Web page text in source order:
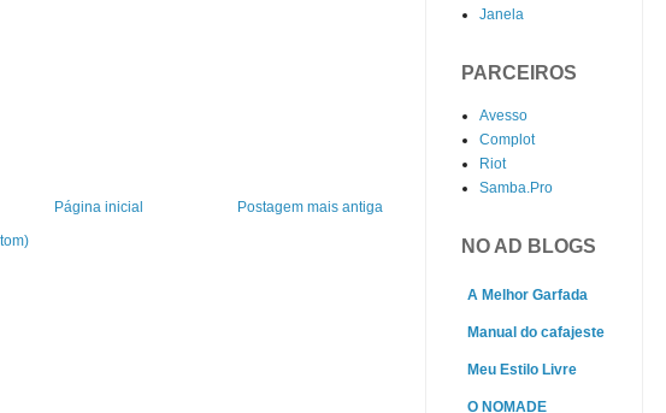
Postagem mais antiga
Página inicial
Janela
PARCEIROS
Avesso
Complot
Riot
Samba.Pro
NO AD BLOGS
A Melhor Garfada
Manual do cafajeste
Meu Estilo Livre
O NOMADE